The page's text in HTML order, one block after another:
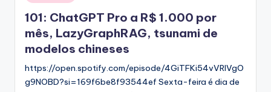
in
101: ChatGPT Pro a R$ 1.000 por
mês, LazyGraphRAG, tsunami de
modelos chineses
https://open.spotify.com/episode/4GiTFKi54vVRIVgO
g9NOBD?si=169f6be8f93544ef Sexta-feira é dia de